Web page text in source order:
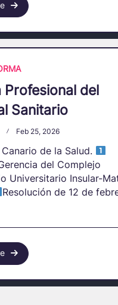
Profesional del
Sanitario
Feb 25, 2026
de la Salud.
del Complejo
Universitario Insular-
Resolución de 12 de